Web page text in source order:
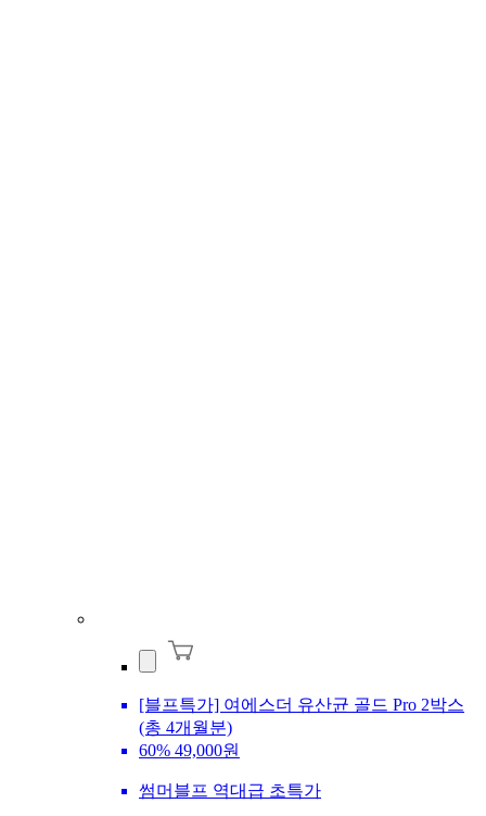
[블프특가] 여에스더 유산균 골드 Pro 2박스
(총 4개월분)
60% 49,000원
썸머블프 역대급 초특가